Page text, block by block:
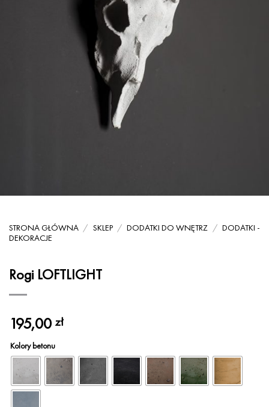
STRONA GŁÓWNA / SKLEP / DODATKI DO WNĘTRZ / DODATKI -
DEKORACJE
Rogi LOFTLIGHT
195,00zł
Kolory betonu